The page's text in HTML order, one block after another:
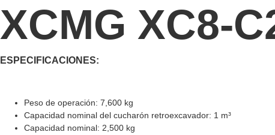
XCMG XC8-
ESPECIFICACIONES:
Peso de operación: 7,600 kg
Capacidad nominal del cucharón retroexcavador: 1 m³
Capacidad nominal: 2,500 kg